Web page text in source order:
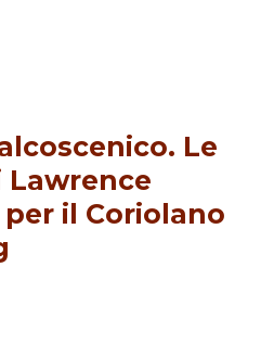
Le
Lawrence
il Coriolano